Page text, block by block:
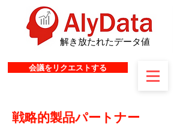
解き放たれたデータ値
会議をリクエストする
戦略的製品パートナー